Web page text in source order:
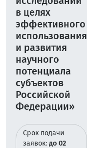
в целях
эффективного
использования
и развития
научного
потенциала
субъектов
Российской
Федерации»
Срок подачи
заявок:до 02